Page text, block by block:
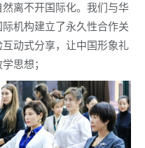
离不开国际化。我们与华
机构建立了永久性合作关
动式分享，让中国形象礼
思想；